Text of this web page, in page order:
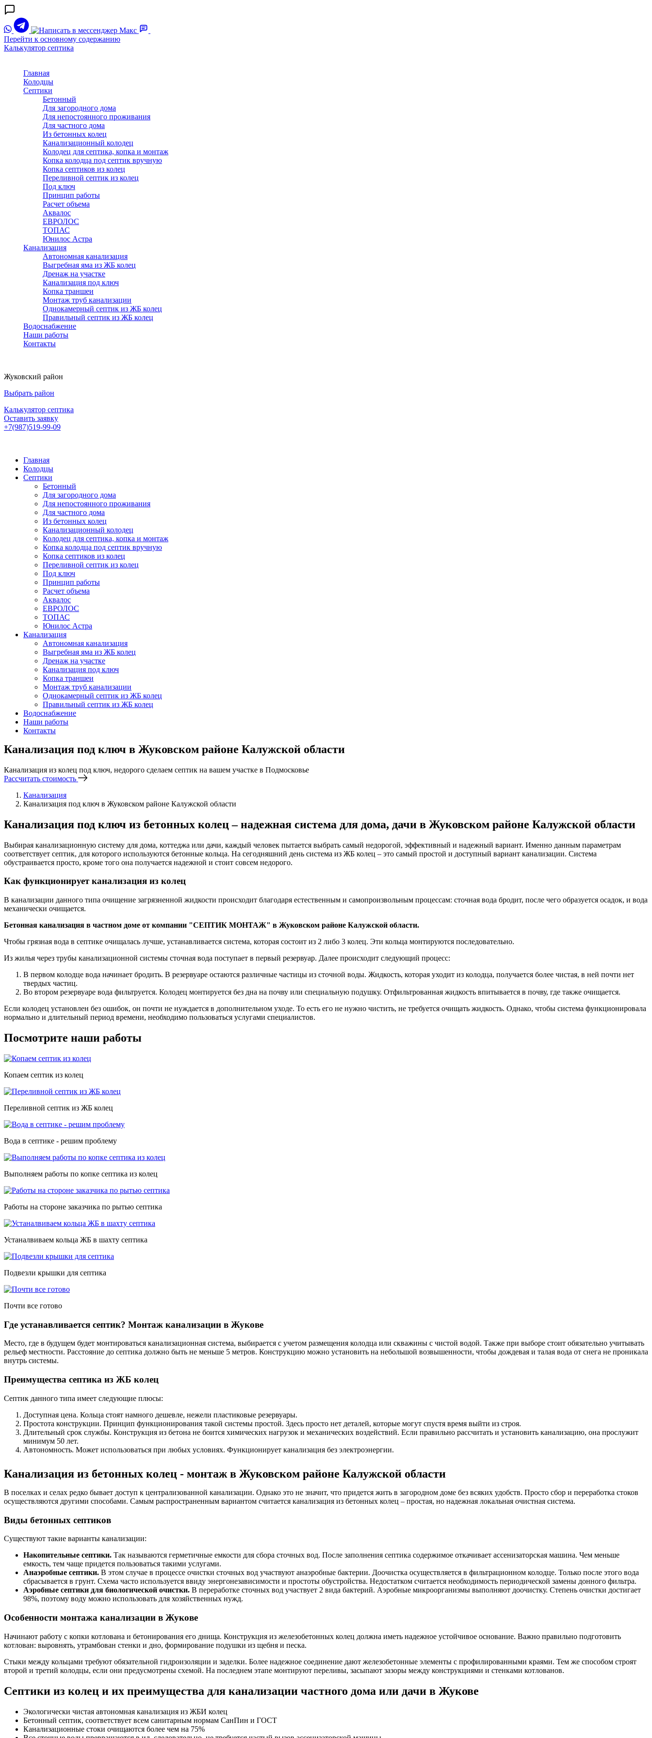
Перейти к основному содержанию
Калькулятор септика
Главная
Колодцы
Септики
Бетонный
Для загородного дома
Для непостоянного проживания
Для частного дома
Из бетонных колец
Канализационный колодец
Колодец для септика, копка и монтаж
Копка колодца под септик вручную
Копка септиков из колец
Переливной септик из колец
Под ключ
Принцип работы
Расчет объема
Аквалос
ЕВРОЛОС
ТОПАС
Юнилос Астра
Канализация
Автономная канализация
Выгребная яма из ЖБ колец
Дренаж на участке
Канализация под ключ
Копка траншеи
Монтаж труб канализации
Однокамерный септик из ЖБ колец
Правильный септик из ЖБ колец
Водоснабжение
Наши работы
Контакты
Жуковский район
Выбрать район
Калькулятор септика
Оставить заявку
+7(987)519-99-09
Главная
Колодцы
Септики
Бетонный
Для загородного дома
Для непостоянного проживания
Для частного дома
Из бетонных колец
Канализационный колодец
Колодец для септика, копка и монтаж
Копка колодца под септик вручную
Копка септиков из колец
Переливной септик из колец
Под ключ
Принцип работы
Расчет объема
Аквалос
ЕВРОЛОС
ТОПАС
Юнилос Астра
Канализация
Автономная канализация
Выгребная яма из ЖБ колец
Дренаж на участке
Канализация под ключ
Копка траншеи
Монтаж труб канализации
Однокамерный септик из ЖБ колец
Правильный септик из ЖБ колец
Водоснабжение
Наши работы
Контакты
Канализация под ключ в Жуковском районе Калужской области
Канализация из колец под ключ, недорого сделаем септик на вашем участке в Подмосковье
Рассчитать стоимость
Канализация
Канализация под ключ в Жуковском районе Калужской области
Канализация под ключ из бетонных колец – надежная система для дома, дачи в Жуковском районе Калужской области
Выбирая канализационную систему для дома, коттеджа или дачи, каждый человек пытается выбрать самый недорогой, эффективный и надежный вариант. Именно данным параметрам
соответствует септик, для которого используются бетонные кольца. На сегодняшний день система из ЖБ колец – это самый простой и доступный вариант канализации. Система
обустраивается просто, кроме того она получается надежной и стоит совсем недорого.
Как функционирует канализация из колец
В канализации данного типа очищение загрязненной жидкости происходит благодаря естественным и самопроизвольным процессам: сточная вода бродит, после чего образуется осадок, и вода
механически очищается.
Бетонная канализация в частном доме от компании "СЕПТИК МОНТАЖ" в Жуковском районе Калужской области.
Чтобы грязная вода в септике очищалась лучше, устанавливается система, которая состоит из 2 либо 3 колец. Эти кольца монтируются последовательно.
Из жилья через трубы канализационной системы сточная вода поступает в первый резервуар. Далее происходит следующий процесс:
В первом колодце вода начинает бродить. В резервуаре остаются различные частицы из сточной воды. Жидкость, которая уходит из колодца, получается более чистая, в ней почти нет
твердых частиц.
Во втором резервуаре вода фильтруется. Колодец монтируется без дна на почву или специальную подушку. Отфильтрованная жидкость впитывается в почву, где также очищается.
Если колодец установлен без ошибок, он почти не нуждается в дополнительном уходе. То есть его не нужно чистить, не требуется очищать жидкость. Однако, чтобы система функционировала
нормально и длительный период времени, необходимо пользоваться услугами специалистов.
Посмотрите наши работы
Копаем септик из колец
Переливной септик из ЖБ колец
Вода в септике - решим проблему
Выполняем работы по копке септика из колец
Работы на стороне заказчика по рытью септика
Устаналвиваем кольца ЖБ в шахту септика
Подвезли крышки для септика
Почти все готово
Где устанавливается септик? Монтаж канализации в Жукове
Место, где в будущем будет монтироваться канализационная система, выбирается с учетом размещения колодца или скважины с чистой водой. Также при выборе стоит обязательно учитывать
рельеф местности. Расстояние до септика должно быть не меньше 5 метров. Конструкцию можно установить на небольшой возвышенности, чтобы дождевая и талая вода от снега не проникала
внутрь системы.
Преимущества септика из ЖБ колец
Септик данного типа имеет следующие плюсы:
Доступная цена. Кольца стоят намного дешевле, нежели пластиковые резервуары.
Простота конструкции. Принцип функционирования такой системы простой. Здесь просто нет деталей, которые могут спустя время выйти из строя.
Длительный срок службы. Конструкция из бетона не боится химических нагрузок и механических воздействий. Если правильно рассчитать и установить канализацию, она прослужит
минимум 50 лет.
Автономность. Может использоваться при любых условиях. Функционирует канализация без электроэнергии.
Канализация из бетонных колец - монтаж в Жуковском районе Калужской области
В поселках и селах редко бывает доступ к централизованной канализации. Однако это не значит, что придется жить в загородном доме без всяких удобств. Просто сбор и переработка стоков
осуществляются другими способами. Самым распространенным вариантом считается канализация из бетонных колец – простая, но надежная локальная очистная система.
Виды бетонных септиков
Существуют такие варианты канализации:
Накопительные септики. Так называются герметичные емкости для сбора сточных вод. После заполнения септика содержимое откачивает ассенизаторская машина. Чем меньше
емкость, тем чаще придется пользоваться такими услугами.
Анаэробные септики. В этом случае в процессе очистки сточных вод участвуют анаэробные бактерии. Доочистка осуществляется в фильтрационном колодце. Только после этого вода
сбрасывается в грунт. Схема часто используется ввиду энергонезависимости и простоты обустройства. Недостатком считается необходимость периодической замены донного фильтра.
Аэробные септики для биологической очистки. В переработке сточных вод участвует 2 вида бактерий. Аэробные микроорганизмы выполняют доочистку. Степень очистки достигает
98%, поэтому воду можно использовать для хозяйственных нужд.
Особенности монтажа канализации в Жукове
Начинают работу с копки котлована и бетонирования его днища. Конструкция из железобетонных колец должна иметь надежное устойчивое основание. Важно правильно подготовить
котлован: выровнять, утрамбован стенки и дно, формирование подушки из щебня и песка.
Стыки между кольцами требуют обязательной гидроизоляции и заделки. Более надежное соединение дают железобетонные элементы с профилированными краями. Тем же способом строят
второй и третий колодцы, если они предусмотрены схемой. На последнем этапе монтируют переливы, засыпают зазоры между конструкциями и стенками котлованов.
Септики из колец и их преимущества для канализации частного дома или дачи в Жукове
Экологически чистая автономная канализация из ЖБИ колец
Бетонный септик, соответствует всем санитарным нормам СанПин и ГОСТ
Канализационные стоки очищаются более чем на 75%